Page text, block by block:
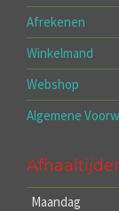
Afrekenen
Winkelmand
Webshop
Algemene
Maandag